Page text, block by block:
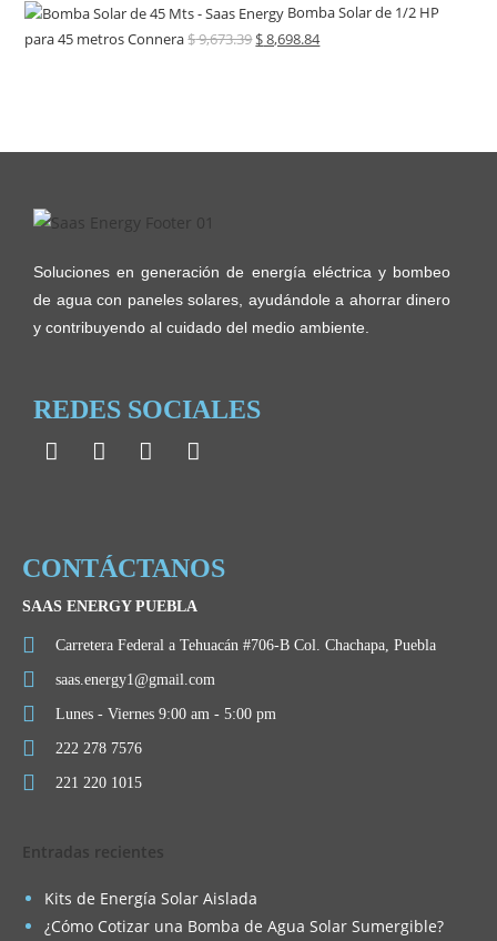
Bomba Solar de 1/2 HP
para 45 metros Connera$9,673.39$8,698.84
Soluciones en generación de energía eléctrica y bombeo
de agua con paneles solares, ayudándole a ahorrar dinero
y contribuyendo al cuidado del medio ambiente.
REDES SOCIALES
CONTÁCTANOS
SAAS ENERGY PUEBLA
Carretera Federal a Tehuacán #706-B Col. Chachapa, Puebla
saas.energy1@gmail.com
Lunes - Viernes 9:00 am - 5:00 pm
222 278 7576
221 220 1015
Entradas recientes
Kits de Energía Solar Aislada
¿Cómo Cotizar una Bomba de Agua Solar Sumergible?